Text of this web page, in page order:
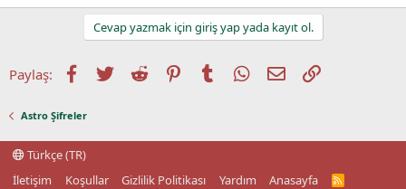
Cevap yazmak için giriş yap yada kayıt ol.
Paylaş: Facebook
TwitterReddit PinterestTumblrWhatsApp
E-postaLink
Astro Şifreler
Türkçe (TR)
İletişim
Koşullar Gizlilik Politikası Yardım Anasayfa
R